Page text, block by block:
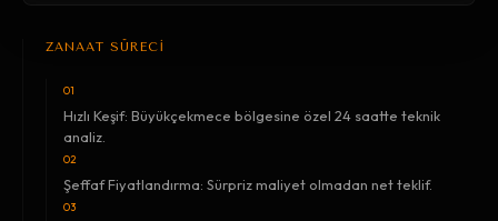
ZANAAT SÜRECİ
01
Hızlı Keşif: Büyükçekmece bölgesine özel 24 saatte teknik
analiz.
02
Şeffaf Fiyatlandırma: Sürpriz maliyet olmadan net teklif.
03